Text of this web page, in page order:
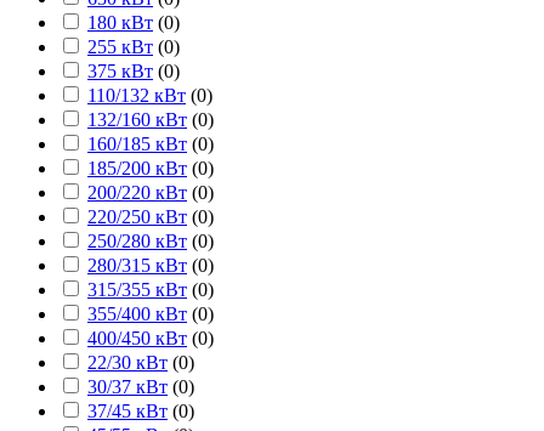
180 кВт (0)
255 кВт (0)
375 кВт (0)
110/132 кВт (0)
132/160 кВт (0)
160/185 кВт (0)
185/200 кВт (0)
200/220 кВт (0)
220/250 кВт (0)
250/280 кВт (0)
280/315 кВт (0)
315/355 кВт (0)
355/400 кВт (0)
400/450 кВт (0)
22/30 кВт (0)
30/37 кВт (0)
37/45 кВт (0)